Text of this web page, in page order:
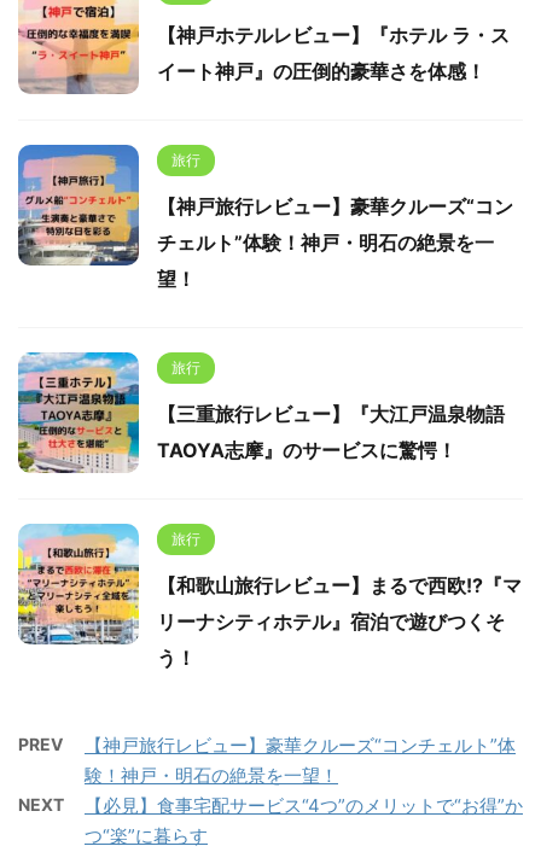
【神戸ホテルレビュー】『ホテル ラ・ス
イート神戸』の圧倒的豪華さを体感！
旅行
【神戸旅行レビュー】豪華クルーズ“コン
チェルト”体験！神戸・明石の絶景を一
望！
旅行
【三重旅行レビュー】『大江戸温泉物語
TAOYA志摩』のサービスに驚愕！
旅行
【和歌山旅行レビュー】まるで西欧!?『マ
リーナシティホテル』宿泊で遊びつくそ
う！
PREV
【神戸旅行レビュー】豪華クルーズ“コンチェルト”体
験！神戸・明石の絶景を一望！
NEXT
【必見】食事宅配サービス“4つ”のメリットで“お得”か
つ“楽”に暮らす